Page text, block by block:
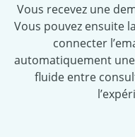
Vous recevez une
Vous pouvez ensuite
connecter
automatiquement
fluide entre